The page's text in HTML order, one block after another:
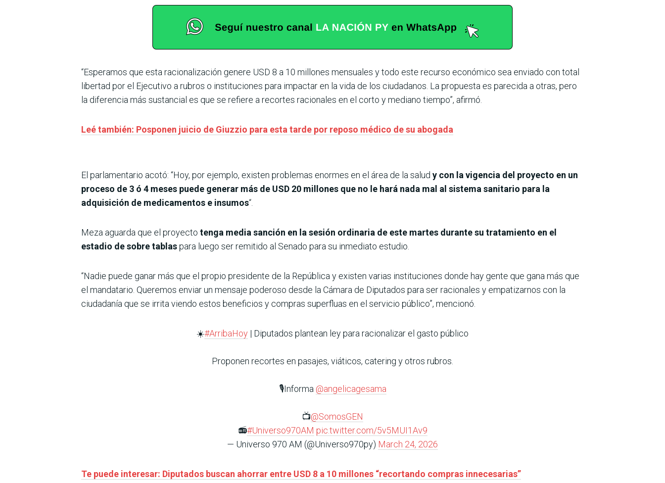
“Esperamos que esta racionalización genere USD 8 a 10 millones mensuales y todo este recurso económico sea enviado con total
libertad por el Ejecutivo a rubros o instituciones para impactar en la vida de los ciudadanos. La propuesta es parecida a otras, pero
la diferencia más sustancial es que se refiere a recortes racionales en el corto y mediano tiempo”, afirmó.
Leé también: Posponen juicio de Giuzzio para esta tarde por reposo médico de su abogada
El parlamentario acotó: “Hoy, por ejemplo, existen problemas enormes en el área de la salud y con la vigencia del proyecto en un
proceso de 3 ó 4 meses puede generar más de USD 20 millones que no le hará nada mal al sistema sanitario para la
adquisición de medicamentos e insumos“.
Meza aguarda que el proyecto tenga media sanción en la sesión ordinaria de este martes durante su tratamiento en el
estadio de sobre tablaspara luego ser remitido al Senado para su inmediato estudio.
“Nadie puede ganar más que el propio presidente de la República y existen varias instituciones donde hay gente que gana más que
el mandatario. Queremos enviar un mensaje poderoso desde la Cámara de Diputados para ser racionales y empatizarnos con la
ciudadanía que se irrita viendo estos beneficios y compras superfluas en el servicio público”, mencionó.
☀️#ArribaHoy | Diputados plantean ley para racionalizar el gasto público
Proponen recortes en pasajes, viáticos, catering y otros rubros.
🎙️Informa @angelicagesama
📺@SomosGEN
📻#Universo970AM pic.twitter.com/5v5MUI1Av9
— Universo 970 AM (@Universo970py) March 24, 2026
Te puede interesar: Diputados buscan ahorrar entre USD 8 a 10 millones “recortando compras innecesarias”